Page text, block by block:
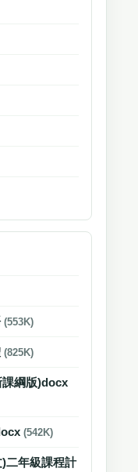
(553K)
(825K)
課綱版)docx
(542K)
二年級課程計